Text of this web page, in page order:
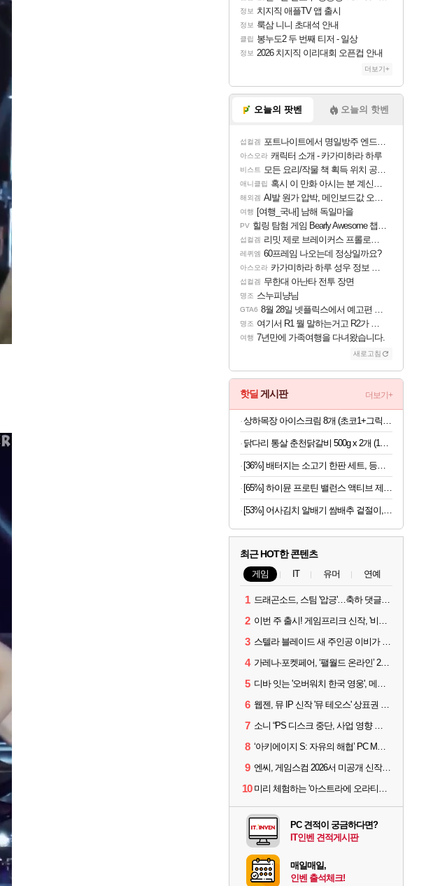
정보 치지직 애플TV 앱 출시
정보 룩삼 니니 초대석 안내
클립 봉누도2 두 번째 티저 - 일상
정보 2026 치지직 이리대회 오픈컵 안내
더보기+
오늘의 팟벤 오늘의 핫벤
섭컬겜 포트나이트에서 명일방주 엔드필드 [펠리카] 판매 예정
아스오라 캐릭터 소개 - 카가미하라 하루
비스트 모든 요리/작물 책 획득 위치 공략 (36개) - 미식가 도전과제
애니클립 혹시 이 만화 아시는 분 계신가요
해외겜 AI발 원가 압박, 메인보드값 오르나
여행 [여행_국내] 남해 독일마을
PV 힐링 탐험 게임 Bearly Awesome 챕터 1 트레일러
섭컬겜 리밋 제로 브레이커스 프롤로그 테스트 후기 영상 업로드
레퀴엠 60프레임 나오는데 정상일까요?
아스오라 카가미하라 하루 성우 정보 및 주요 필모
섭컬겜 무한대 아난타 전투 장면
명조 스누피냥님
GTA6 8월 28일 넷플릭스에서 예고편 공개 예정
명조 여기서 R1 뭘 말하는거고 R2가 뭘말하는걸까요?
여행 7년만에 가족여행을 다녀왔습니다.
새로고침
핫딜 게시판 더보기+
[53%] 어사김치 알배기 쌈배추 겉절이, 2kg, 1개
최근 HOT한 콘텐츠
게임 IT 유머 연예
1 드래곤소드, 스팀 '압긍'…축하 댓글 달고 게임 코드 받자!
2 이번 주 출시! 게임프리크 신작, '비스트 오브 리인카네이션'
3 스텔라 블레이드 새 주인공 이비가 부릅니다, 'Wanna be in LOVE' 뮤비 공개
4 가레나·포켓페어, ‘팰월드 온라인’ 2026년 출시 예고
5 디바 잇는 '오버워치 한국 영웅', 메카 파일럿 디몬 나온다
6 웹젠, 뮤 IP 신작 '뮤 테오스' 상표권 출원
7 소니 “PS 디스크 중단, 사업 영향 없다”
8 ‘아키에이지 S: 자유의 해협’ PC MMORPG로 개발한다
9 엔씨, 게임스컴 2026서 미공개 신작 최초 공개
10 미리 체험하는 '아스트라에 오라티오'...NC, 8/19부터 CBT 참가자 모집
PC 견적이 궁금하다면?
IT인벤 견적게시판
매일매일,
인벤 출석체크!